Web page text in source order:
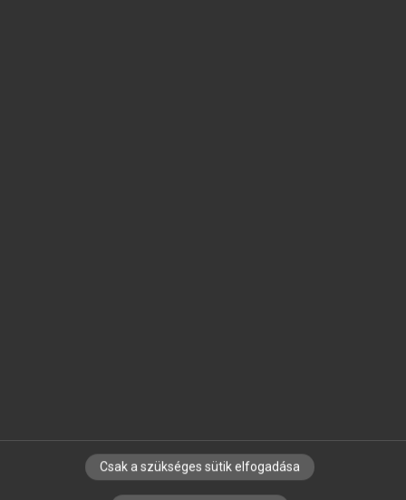
IRATKOZZ FEL HÍRLEVELÜNKRE!
Csak a szükséges sütik elfogadása